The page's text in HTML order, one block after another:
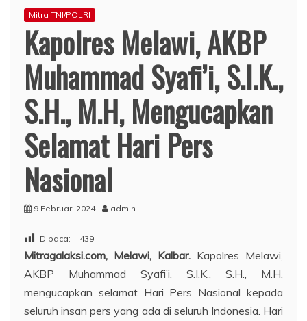
Mitra TNI/POLRI
Kapolres Melawi, AKBP
Muhammad Syafi’i, S.I.K.,
S.H., M.H, Mengucapkan
Selamat Hari Pers
Nasional
9 Februari 2024 admin
Dibaca: 439
Mitragalaksi.com, Melawi, Kalbar. Kapolres Melawi,
AKBP Muhammad Syafi’i, S.I.K., S.H., M.H,
mengucapkan selamat Hari Pers Nasional kepada
seluruh insan pers yang ada di seluruh Indonesia. Hari